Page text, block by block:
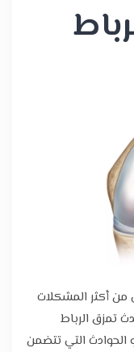
من أكثر المشكلات
تمزق الرباط
الحوادث التي تتضمن